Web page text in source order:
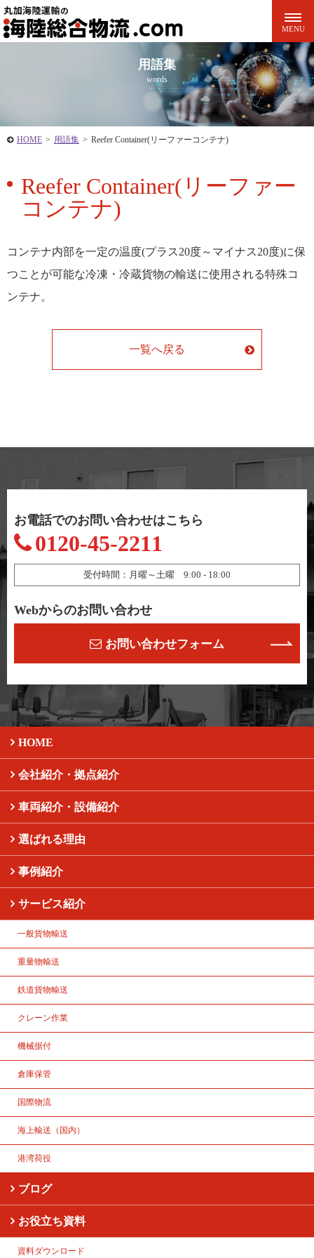
用語集
words
HOME > 用語集 > Reefer Container(リーファーコンテナ)
Reefer Container(リーファー
コンテナ)
コンテナ内部を一定の温度(プラス20度～マイナス20度)に保
つことが可能な冷凍・冷蔵貨物の輸送に使用される特殊コ
ンテナ。
一覧へ戻る
お電話でのお問い合わせはこちら
0120-45-2211
受付時間：月曜～土曜 9:00 - 18:00
Webからのお問い合わせ
お問い合わせフォーム
HOME
会社紹介・拠点紹介
車両紹介・設備紹介
選ばれる理由
事例紹介
サービス紹介
一般貨物輸送
重量物輸送
鉄道貨物輸送
クレーン作業
機械据付
倉庫保管
国際物流
海上輸送（国内）
港湾荷役
ブログ
お役立ち資料
資料ダウンロード